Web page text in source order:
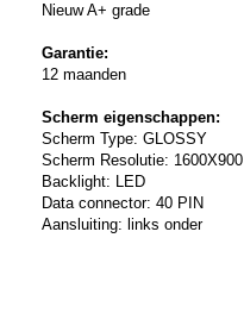
Nieuw A+ grade
Garantie:
12 maanden
Scherm eigenschappen:
Scherm Type: GLOSSY
Scherm Resolutie: 1600X900
Backlight: LED
Data connector: 40 PIN
Aansluiting: links onder